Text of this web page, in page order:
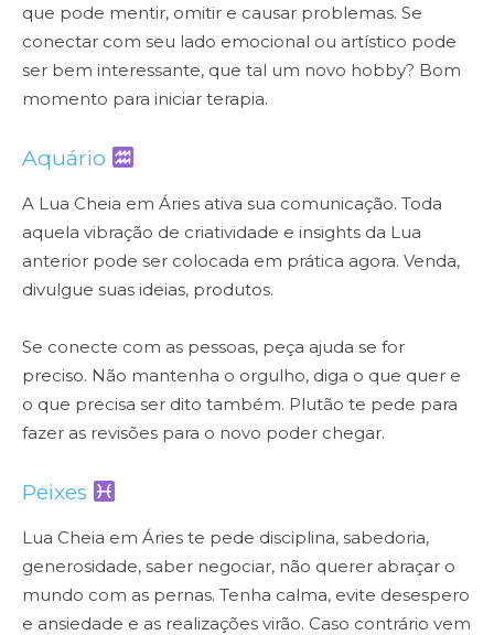
que pode mentir, omitir e causar problemas. Se
conectar com seu lado emocional ou artístico pode
ser bem interessante, que tal um novo hobby? Bom
momento para iniciar terapia.
Aquário
A Lua Cheia em Áries ativa sua comunicação. Toda
aquela vibração de criatividade e insights da Lua
anterior pode ser colocada em prática agora. Venda,
divulgue suas ideias, produtos.
Se conecte com as pessoas, peça ajuda se for
preciso. Não mantenha o orgulho, diga o que quer e
o que precisa ser dito também. Plutão te pede para
fazer as revisões para o novo poder chegar.
Peixes
Lua Cheia em Áries te pede disciplina, sabedoria,
generosidade, saber negociar, não querer abraçar o
mundo com as pernas. Tenha calma, evite desespero
e ansiedade e as realizações virão. Caso contrário vem